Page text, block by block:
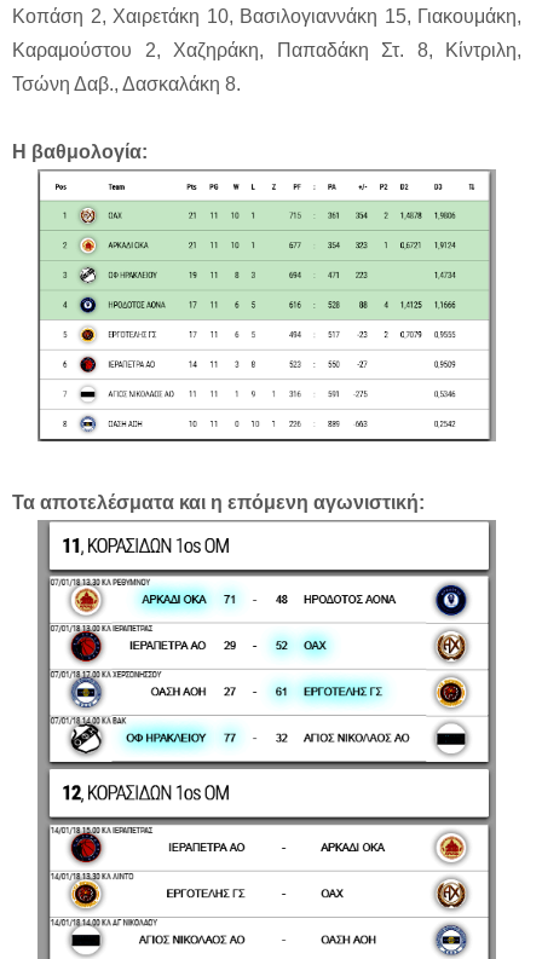
Κοπάση 2, Χαιρετάκη 10, Βασιλογιαννάκη 15, Γιακουμάκη,
Καραμούστου 2, Χαζηράκη, Παπαδάκη Στ. 8, Κίντριλη,
Τσώνη Δαβ., Δασκαλάκη 8.
Η βαθμολογία:
Τα αποτελέσματα και η επόμενη αγωνιστική: